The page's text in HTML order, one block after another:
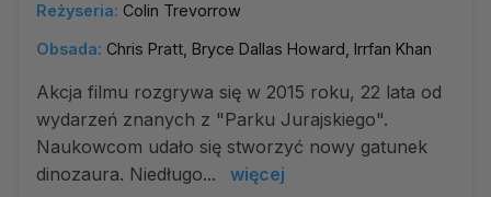
Reżyseria: Colin Trevorrow
Obsada: Chris Pratt, Bryce Dallas Howard, Irrfan Khan
Akcja filmu rozgrywa się w 2015 roku, 22 lata od
wydarzeń znanych z "Parku Jurajskiego".
Naukowcom udało się stworzyć nowy gatunek
dinozaura. Niedługo...
więcej